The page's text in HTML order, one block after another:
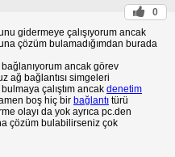
0
gidermeye çalışıyorum ancak
çözüm bulamadığımdan burada
ancak görev
ağ bağlantısı simgeleri
çalıştım ancak denetim
boş hiç bir bağlantı türü
olayı da yok ayrıca pc.den
çözüm bulabilirseniz çok